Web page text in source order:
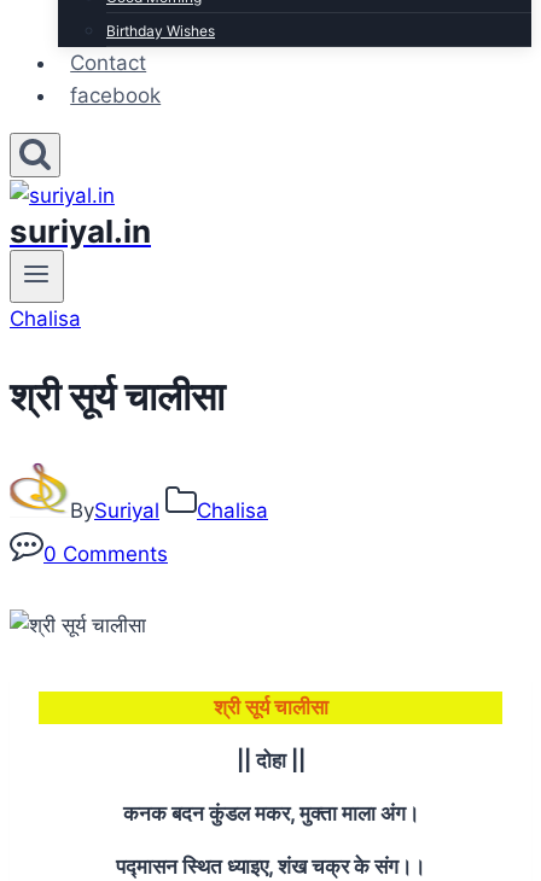
Birthday Wishes
Contact
facebook
suriyal.in
Chalisa
श्री सूर्य चालीसा
BySuriyal
Chalisa
0 Comments
श्री सूर्य चालीसा
|| दोहा ||
कनक बदन कुंडल मकर, मुक्ता माला अंग।
पद्मासन स्थित ध्याइए, शंख चक्र के संग।।